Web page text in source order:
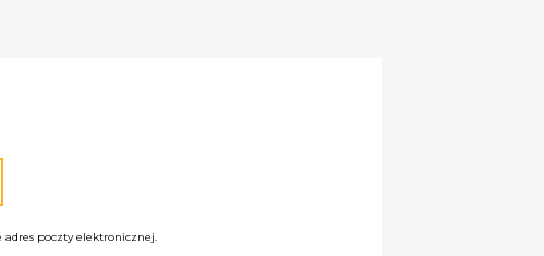
poczty elektronicznej.